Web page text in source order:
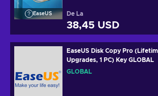
EaseUS De La
38,45 USD
EaseUS Disk Copy Pro
Upgrades, 1 PC) Key GLOBAL
GLOBAL